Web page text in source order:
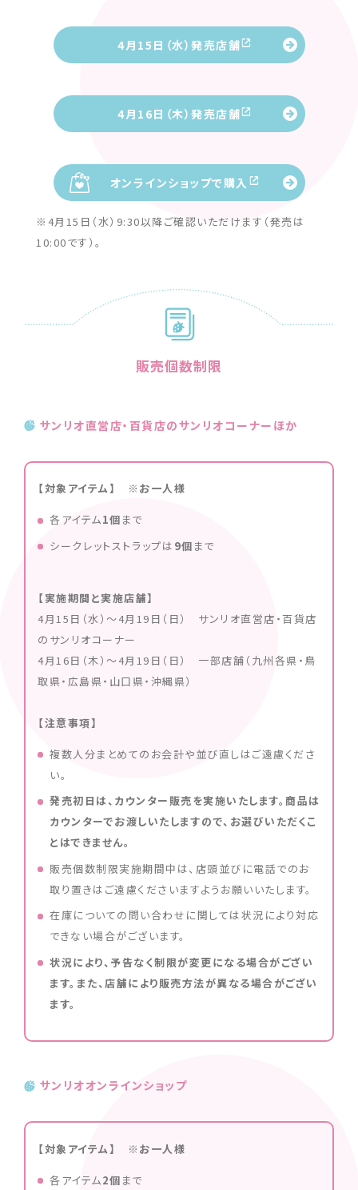
4月15日（水）発売店舗
4月16日（木）発売店舗
オンラインショップで購入
※4月15日（水）9:30以降ご確認いただけます（発売は
10:00です）。
販売個数制限
サンリオ直営店・百貨店のサンリオコーナーほか
【対象アイテム】 ※お一人様
各アイテム1個 まで
シークレットストラップは 9個 まで
【実施期間と実施店舗】
4月15日（水）〜4月19日（日） サンリオ直営店・百貨店
のサンリオコーナー
4月16日（木）〜4月19日（日） 一部店舗（九州各県・鳥
取県・広島県・山口県・沖縄県）
【注意事項】
複数人分まとめてのお会計や並び直しはご遠慮くださ
い。
発売初日は、カウンター販売を実施いたします。商品は
カウンターでお渡しいたしますので、お選びいただくこ
とはできません。
販売個数制限実施期間中は、店頭並びに電話でのお
取り置きはご遠慮くださいますようお願いいたします。
在庫についての問い合わせに関しては状況により対応
できない場合がございます。
状況により、予告なく制限が変更になる場合がござい
ます。また、店舗により販売方法が異なる場合がござい
ます。
サンリオオンラインショップ
【対象アイテム】 ※お一人様
各アイテム2個 まで